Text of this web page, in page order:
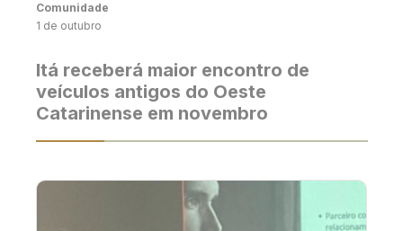
Comunidade
1 de outubro
Itá receberá maior encontro de
veículos antigos do Oeste
Catarinense em novembro